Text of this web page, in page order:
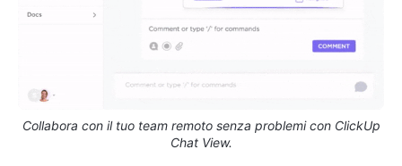
Collabora con il tuo team remoto senza problemi con ClickUp
Chat View.